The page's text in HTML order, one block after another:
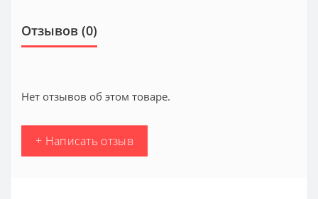
Отзывов (0)
Нет отзывов об этом товаре.
+ Написать отзыв